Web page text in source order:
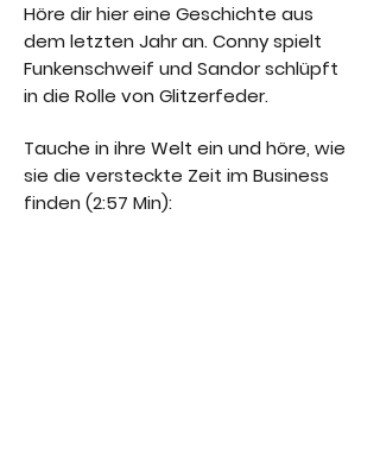
Höre dir hier eine Geschichte aus
dem letzten Jahr an. Conny spielt
Funkenschweif und Sandor schlüpft
in die Rolle von Glitzerfeder.
Tauche in ihre Welt ein und höre, wie
sie die versteckte Zeit im Business
finden (2:57 Min):